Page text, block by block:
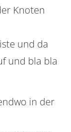
Knoten
und da
und bla bla
in der